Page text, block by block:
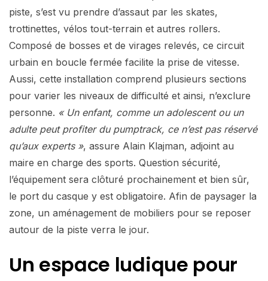
piste, s’est vu prendre d’assaut par les skates,
trottinettes, vélos tout-terrain et autres rollers.
Composé de bosses et de virages relevés, ce circuit
urbain en boucle fermée facilite la prise de vitesse.
Aussi, cette installation comprend plusieurs sections
pour varier les niveaux de difficulté et ainsi, n’exclure
personne. « Un enfant, comme un adolescent ou un
adulte peut profiter du pumptrack, ce n’est pas réservé
qu’aux experts », assure Alain Klajman, adjoint au
maire en charge des sports. Question sécurité,
l’équipement sera clôturé prochainement et bien sûr,
le port du casque y est obligatoire. Afin de paysager la
zone, un aménagement de mobiliers pour se reposer
autour de la piste verra le jour.
Un espace ludique pour